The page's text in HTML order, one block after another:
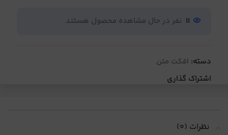
11 نفر در حال مشاهده محصول هستند
دسته: افکت متن
اشتراک گذاری
نظرات (0)